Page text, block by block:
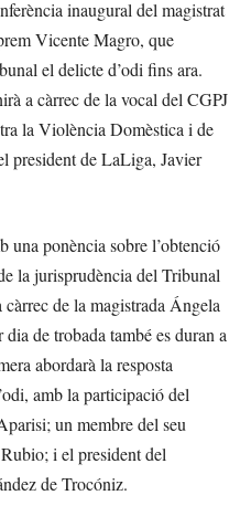
inaugural del magistrat
Vicente Magro, que
el delicte d’odi fins ara.
a càrrec de la vocal del CGPJ
la Violència Domèstica i de
president de LaLiga, Javier
una ponència sobre l’obtenció
la jurisprudència del Tribunal
de la magistrada Ángela
de trobada també es duran a
abordarà la resposta
amb la participació del
un membre del seu
i el president del
de Trocóniz.